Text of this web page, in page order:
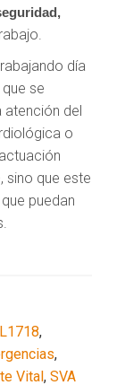
día
se
del
o
sino que este
puedan
,
,
Vital,SVA